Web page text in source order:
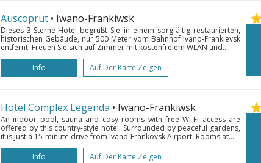
Auscoprut • Iwano-Frankiwsk
Dieses 3-Sterne-Hotel begrüßt Sie in einem sorgfältig restaurierten,
historischen Gebäude, nur 500 Meter vom Bahnhof Ivano-Frankievsk
entfernt. Freuen Sie sich auf Zimmer mit kostenfreiem WLAN und...
Info
Auf Der Karte Zeigen
Hotel Complex Legenda • Iwano-Frankiwsk
An indoor pool, sauna and cosy rooms with free Wi-Fi access are
offered by this country-style hotel. Surrounded by peaceful gardens,
it is just a 15-minute drive from Ivano-Frankovsk Airport. Rooms at...
Info
Auf Der Karte Zeigen